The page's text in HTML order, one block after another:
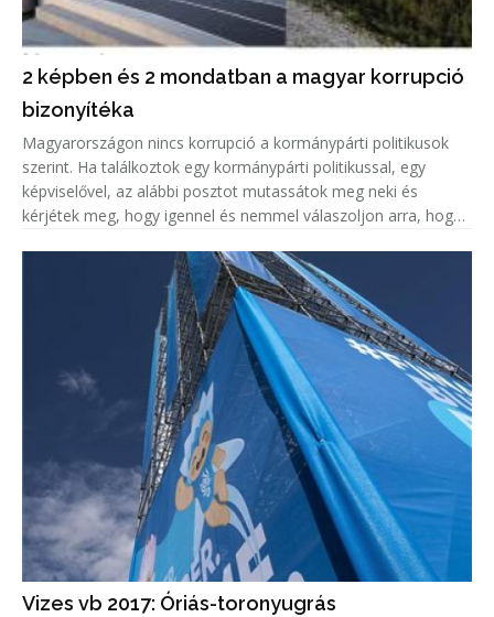
2 képben és 2 mondatban a magyar korrupció
bizonyítéka
Magyarországon nincs korrupció a kormánypárti politikusok
szerint. Ha találkoztok egy kormánypárti politikussal, egy
képviselővel, az alábbi posztot mutassátok meg neki és
kérjétek meg, hogy igennel és nemmel válaszoljon arra, hogy
Vizes vb 2017: Óriás-toronyugrás